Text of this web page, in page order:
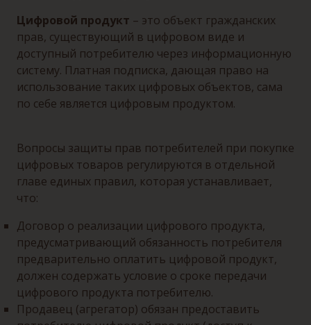
Цифровой продукт – это объект гражданских
прав, существующий в цифровом виде и
доступный потребителю через информационную
систему. Платная подписка, дающая право на
использование таких цифровых объектов, сама
по себе является цифровым продуктом.
Вопросы защиты прав потребителей при покупке
цифровых товаров регулируются в отдельной
главе единых правил, которая устанавливает,
что:
Договор о реализации цифрового продукта,
предусматривающий обязанность потребителя
предварительно оплатить цифровой продукт,
должен содержать условие о сроке передачи
цифрового продукта потребителю.
Продавец (агрегатор) обязан предоставить